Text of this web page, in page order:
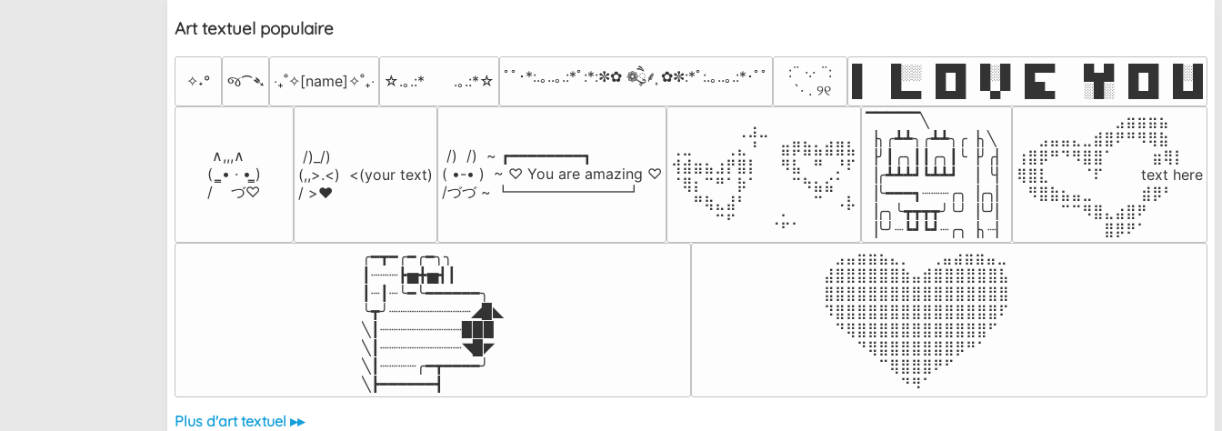
Art textuel populaire
✧˖° જ⁀➴ ‎‧₊˚✧[name]✧˚₊‧ ☆.｡.:*　　.｡.:*☆ ﾟﾟ･*:.｡..｡.:*ﾟ:*:✼✿ ❁ཻུ۪۪⸙͎ ✿✼:*ﾟ:.｡..｡.:*･ﾟﾟ
⠀:¨ ·.· ¨:⠀
⠀ `· . ୨୧⠀
█  █░░ █▀█ █░█ █▀▀  █▄█ █▀█ █░█
█  █▄▄ █▄█ ▀▄▀ ██▄  ░█░ █▄█ █▄█
∧,,,∧
(  ̳• · • ̳)
/    づ♡
/)_/)
(,,>.<)  <(your text)
/ >❤️
/)  /)  ~ ┏━━━━━━━━┓
( •-• )  ~ ♡ You are amazing ♡
/づづ ~ ┗━━━━━━━━┛
⠀⠀⠀⠀⠀⠀⢀⣰⣀⠀⠀⠀⠀⠀⠀⠀⠀
⢀⣀⠀⠀⠀⢀⣄⠘⠀⠀⣶⡿⣷⣦⣾⣿⣧
⢺⣾⣶⣦⣰⡟⣿⡇⠀⠀⠻⣧⠀⠛⠀⡘⠏
⠈⢿⡆⠉⠛⠁⡷⠁⠀⠀⠀⠉⠳⣦⣮⠁⠀
⠀⠀⠛⢷⣄⣼⠃⠀⠀⠀⠀⠀⠀⠉⠀⠠⡧
⠀⠀⠀⠀⠉⠋⠀⠀⠀⠠⡥⠄⠀⠀⠀⠀⠀
▔▔▔▔▔╲
▕╮╭┻┻╮╭┻┻╮╭▕╮╲
▕╯┃╭╮┃┃╭╮┃╰▕╯╭▏
▕╭┻┻┻┛┗┻┻┛  ▕  ╰▏
▕╰━━━┓┈┈┈╭╮▕╭╮▏
▕╭╮╰┳┳┳┳╯╰╯▕╰╯▏
▕╰╯┈┗┛┗┛┈╭╮▕╮┈▏
⠀⠀⠀⠀⠀⠀⠀⠀⠀⣠⣶⣶⣶⣦⠀⠀
⠀⠀⣠⣤⣤⣄⣀⣾⣿⠟⠛⠻⢿⣷⠀
⢰⣿⡿⠛⠙⠻⣿⣿⠁⠀⠀ ⠀⣶⢿⡇
⢿⣿⣇⠀⠀⠀⠈⠏⠀⠀⠀ text here
⠀⠻⣿⣷⣦⣤⣀⠀⠀⠀ ⠀⣾⡿⠃⠀
⠀⠀⠀⠀⠉⠉⠻⣿⣄⣴⣿⠟⠀⠀⠀
⠀⠀⠀⠀⠀⠀⠀⠀⣿⡿⠟⠁⠀⠀⠀
╭━┳━╭━╭━╮╮
┃┈┈┈┣▅╋▅┫┃
┃┈┃┈╰━╰━━━━━━╮
╰┳╯┈┈┈┈┈┈┈┈┈◢▉◣
╲┃┈┈┈┈┈┈┈┈┈▉▉▉
╲┃┈┈┈┈┈┈┈┈┈◥▉◤
╲┃┈┈┈┈╭━┳━━━━╯
╲┣━━━━━━┫﻿
⠀⣠⣤⣶⣶⣦⣄⡀  ⠀⢀⣤⣴⣶⣶⣤⣀⠀
⣼⣿⣿⣿⣿⣿⣿⣷⣤⣾⣿⣿⣿⣿⣿⣿⣧
⣿⣿⣿⣿⣿⣿⣿⣿⣿⣿⣿⣿⣿⣿⣿⣿⣿
⠹⣿⣿⣿⣿⣿⣿⣿⣿⣿⣿⣿⣿⣿⣿⣿⠏
⠀⠙⢿⣿⣿⣿⣿⣿⣿⣿⣿⣿⣿⣿⣿⠋⠀
⠀⠀⠀⠙⢿⣿⣿⣿⣿⣿⣿⣿⡿⠛⠁⠀⠀
⠀⠀⠀⠀⠀⠉⢿⣿⣿⣿⠟⠋⠀⠀⠀⠀⠀
⠀⠀⠀⠀⠀⠀⠀⠙⠻⠁⠀⠀⠀⠀⠀⠀⠀⠀⠀⠀⠀⠀⠀
Plus d'art textuel ▸▸